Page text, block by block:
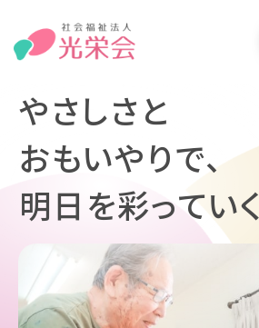
やさしさと
おもいやりで、
明日を彩っていく